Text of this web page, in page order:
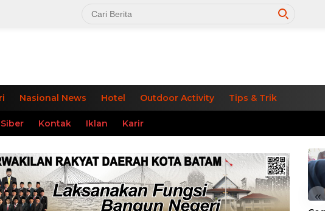
Nasional News Hotel Outdoor Activity Tips & Trik
Kontak Iklan Karir
«